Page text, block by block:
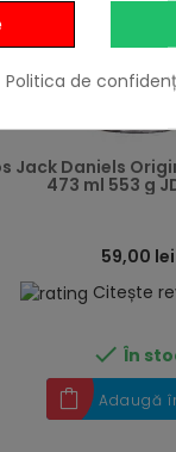
Jack Daniels
473 ml 553 g
59,00 lei
Citește
 În
Adaugă
Politica de